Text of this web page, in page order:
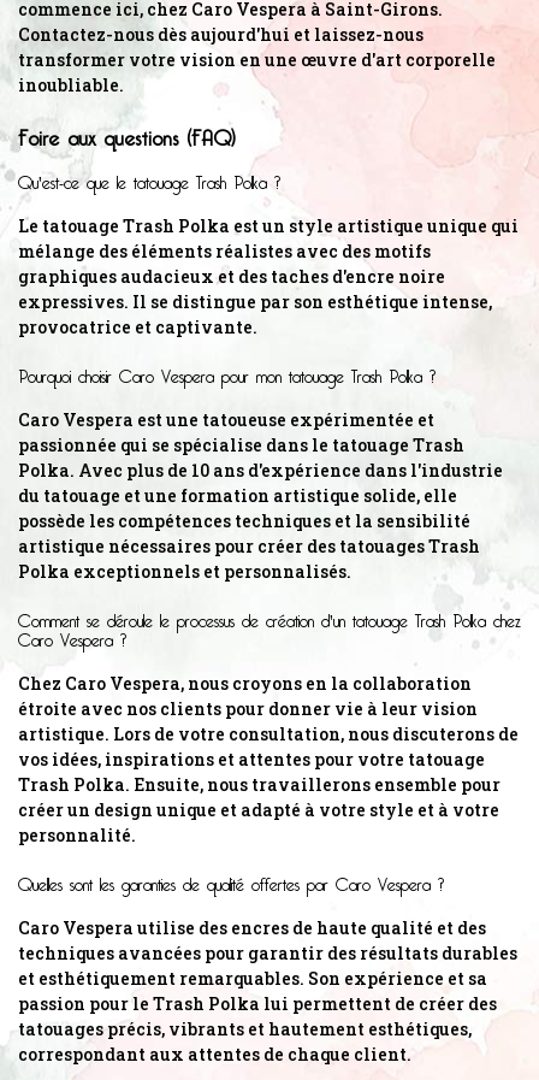
commence ici, chez Caro Vespera à Saint-Girons.
Contactez-nous dès aujourd'hui et laissez-nous
transformer votre vision en une œuvre d'art corporelle
inoubliable.
Foire aux questions (FAQ)
Qu'est-ce que le tatouage Trash Polka ?
Le tatouage Trash Polka est un style artistique unique qui
mélange des éléments réalistes avec des motifs
graphiques audacieux et des taches d'encre noire
expressives. Il se distingue par son esthétique intense,
provocatrice et captivante.
Pourquoi choisir Caro Vespera pour mon tatouage Trash Polka ?
Caro Vespera est une tatoueuse expérimentée et
passionnée qui se spécialise dans le tatouage Trash
Polka. Avec plus de 10 ans d'expérience dans l'industrie
du tatouage et une formation artistique solide, elle
possède les compétences techniques et la sensibilité
artistique nécessaires pour créer des tatouages Trash
Polka exceptionnels et personnalisés.
Comment se déroule le processus de création d'un tatouage Trash Polka chez
Caro Vespera ?
Chez Caro Vespera, nous croyons en la collaboration
étroite avec nos clients pour donner vie à leur vision
artistique. Lors de votre consultation, nous discuterons de
vos idées, inspirations et attentes pour votre tatouage
Trash Polka. Ensuite, nous travaillerons ensemble pour
créer un design unique et adapté à votre style et à votre
personnalité.
Quelles sont les garanties de qualité offertes par Caro Vespera ?
Caro Vespera utilise des encres de haute qualité et des
techniques avancées pour garantir des résultats durables
et esthétiquement remarquables. Son expérience et sa
passion pour le Trash Polka lui permettent de créer des
tatouages précis, vibrants et hautement esthétiques,
correspondant aux attentes de chaque client.